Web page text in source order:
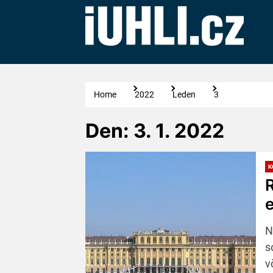
Home 2022 Leden 3
Den: 3. 1. 2022